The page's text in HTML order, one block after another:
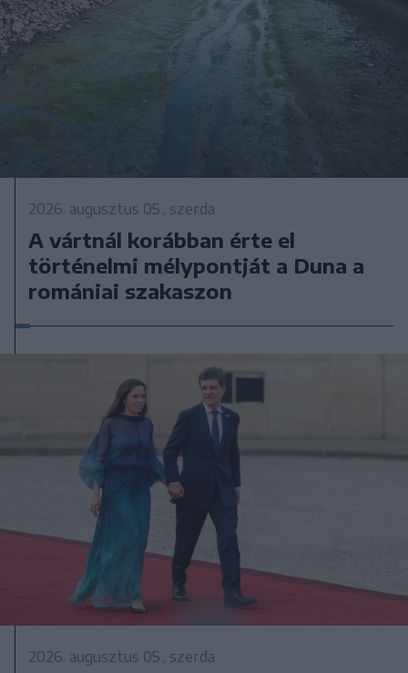
2026. augusztus 05., szerda
A vártnál korábban érte el
történelmi mélypontját a Duna a
romániai szakaszon
2026. augusztus 05., szerda